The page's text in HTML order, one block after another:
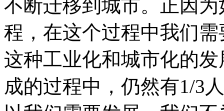
不断迁移到城市。正因
程，在这个过程中我们
这种工业化和城市化的
成的过程中，仍然有1/3